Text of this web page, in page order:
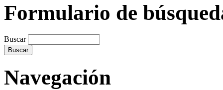
Formulario de
Buscar
Navegación